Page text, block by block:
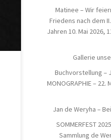
Matinee – Wir
Friedens nach dem
Jahren 10. Mai 2026,
Gallerie
Buchvorstellung –
MONOGRAPHIE – 22.
Jan de Weryha –
SOMMERFEST
Sammlung de